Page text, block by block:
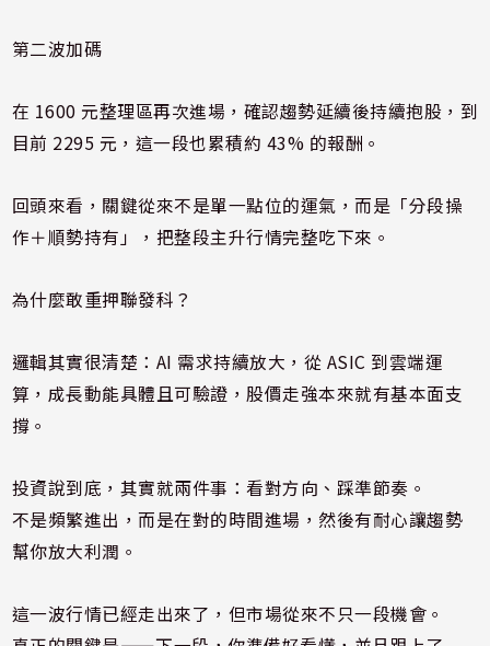
第二波加碼
在 1600 元整理區再次進場，確認趨勢延續後持續抱股，到
目前 2295 元，這一段也累積約 43% 的報酬。
回頭來看，關鍵從來不是單一點位的運氣，而是「分段操
作＋順勢持有」，把整段主升行情完整吃下來。
為什麼敢重押聯發科？
邏輯其實很清楚：AI 需求持續放大，從 ASIC 到雲端運
算，成長動能具體且可驗證，股價走強本來就有基本面支
撐。
投資說到底，其實就兩件事：看對方向、踩準節奏。
不是頻繁進出，而是在對的時間進場，然後有耐心讓趨勢
幫你放大利潤。
這一波行情已經走出來了，但市場從來不只一段機會。